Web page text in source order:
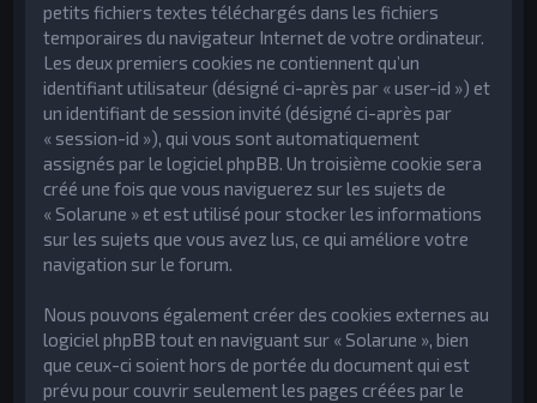
petits fichiers textes téléchargés dans les fichiers
temporaires du navigateur Internet de votre ordinateur.
Les deux premiers cookies ne contiennent qu’un
identifiant utilisateur (désigné ci-après par « user-id ») et
un identifiant de session invité (désigné ci-après par
« session-id »), qui vous sont automatiquement
assignés par le logiciel phpBB. Un troisième cookie sera
créé une fois que vous naviguerez sur les sujets de
« Solarune » et est utilisé pour stocker les informations
sur les sujets que vous avez lus, ce qui améliore votre
navigation sur le forum.
Nous pouvons également créer des cookies externes au
logiciel phpBB tout en naviguant sur « Solarune », bien
que ceux-ci soient hors de portée du document qui est
prévu pour couvrir seulement les pages créées par le